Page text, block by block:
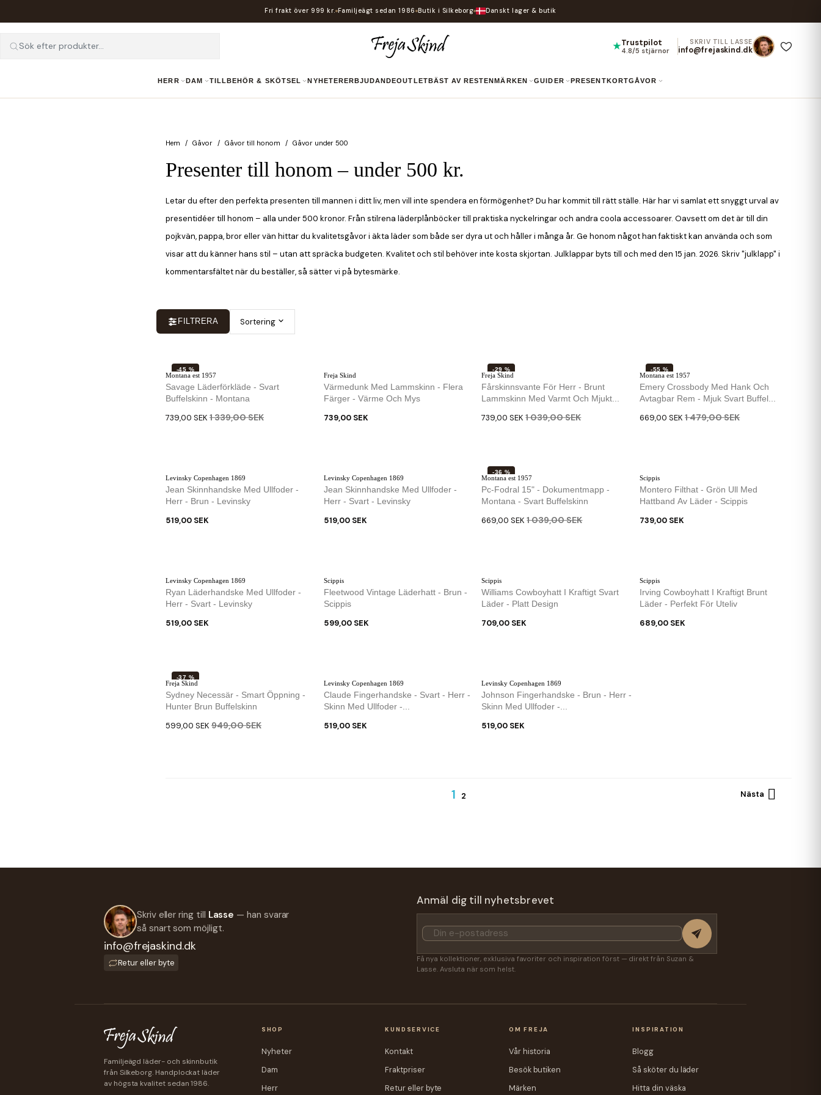
Fri frakt över 999 kr. Familjeägt sedan 1986 Butik i Silkeborg Danskt lager & butik
Sök efter produkter... ★Trustpilot
4.8/5 stjärnor
SKRIV TILL LASSE
info@frejaskind.dk
HERR DAM TILLBEHÖR & SKÖTSEL NYHETER ERBJUDANDE OUTLET BÄST AV RESTEN MÄRKEN GUIDER PRESENTKORT GÅVOR
Hem Gåvor Gåvor till honom Gåvor under 500
Presenter till honom – under 500 kr.
Letar du efter den perfekta presenten till mannen i ditt liv, men vill inte spendera en förmögenhet? Du har kommit till rätt ställe. Här har vi samlat ett snyggt urval av
presentidéer till honom – alla under 500 kronor. Från stilrena läderplånböcker till praktiska nyckelringar och andra coola accessoarer. Oavsett om det är till din
pojkvän, pappa, bror eller vän hittar du kvalitetsgåvor i äkta läder som både ser dyra ut och håller i många år. Ge honom något han faktiskt kan använda och som
visar att du känner hans stil – utan att spräcka budgeten. Kvalitet och stil behöver inte kosta skjortan. Julklappar byts till och med den 15 jan. 2026. Skriv "julklapp" i
kommentarsfältet när du beställer, så sätter vi på bytesmärke.
FILTRERA Sortering
Montana est 1957
Savage Läderförkläde - Svart
Buffelskinn - Montana
739,00 SEK 1 339,00 SEK
-45 %
Freja Skind
Värmedunk Med Lammskinn - Flera
Färger - Värme Och Mys
739,00 SEK
Freja Skind
Fårskinnsvante För Herr - Brunt
Lammskinn Med Varmt Och Mjukt...
739,00 SEK 1 039,00 SEK
-29 %
Montana est 1957
Emery Crossbody Med Hank Och
Avtagbar Rem - Mjuk Svart Buffel...
669,00 SEK 1 479,00 SEK
-55 %
Levinsky Copenhagen 1869
Jean Skinnhandske Med Ullfoder -
Herr - Brun - Levinsky
519,00 SEK
Levinsky Copenhagen 1869
Jean Skinnhandske Med Ullfoder -
Herr - Svart - Levinsky
519,00 SEK
Montana est 1957
Pc-Fodral 15" - Dokumentmapp -
Montana - Svart Buffelskinn
669,00 SEK 1 039,00 SEK
-36 %
Scippis
Montero Filthat - Grön Ull Med
Hattband Av Läder - Scippis
739,00 SEK
Levinsky Copenhagen 1869
Ryan Läderhandske Med Ullfoder -
Herr - Svart - Levinsky
519,00 SEK
Scippis
Fleetwood Vintage Läderhatt - Brun -
Scippis
599,00 SEK
Scippis
Williams Cowboyhatt I Kraftigt Svart
Läder - Platt Design
709,00 SEK
Scippis
Irving Cowboyhatt I Kraftigt Brunt
Läder - Perfekt För Uteliv
689,00 SEK
Freja Skind
Sydney Necessär - Smart Öppning -
Hunter Brun Buffelskinn
599,00 SEK 949,00 SEK
-37 %
Levinsky Copenhagen 1869
Claude Fingerhandske - Svart - Herr -
Skinn Med Ullfoder -...
519,00 SEK
Levinsky Copenhagen 1869
Johnson Fingerhandske - Brun - Herr -
Skinn Med Ullfoder -...
519,00 SEK
1 2 Nästa 
Skriv eller ring till Lasse — han svarar
så snart som möjligt.
info@frejaskind.dk
Retur eller byte
Anmäl dig till nyhetsbrevet
Få nya kollektioner, exklusiva favoriter och inspiration först — direkt från Suzan &
Lasse. Avsluta när som helst.
Familjeägd läder- och skinnbutik
från Silkeborg. Handplockat läder
av högsta kvalitet sedan 1986.
SHOP
Nyheter
Dam
Herr
KUNDSERVICE
Kontakt
Fraktpriser
Retur eller byte
OM FREJA
Vår historia
Besök butiken
Märken
INSPIRATION
Blogg
Så sköter du läder
Hitta din väska